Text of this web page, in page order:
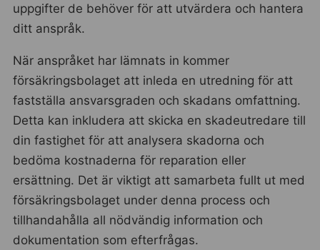
uppgifter de behöver för att utvärdera och hantera
ditt anspråk.
När anspråket har lämnats in kommer
försäkringsbolaget att inleda en utredning för att
fastställa ansvarsgraden och skadans omfattning.
Detta kan inkludera att skicka en skadeutredare till
din fastighet för att analysera skadorna och
bedöma kostnaderna för reparation eller
ersättning. Det är viktigt att samarbeta fullt ut med
försäkringsbolaget under denna process och
tillhandahålla all nödvändig information och
dokumentation som efterfrågas.